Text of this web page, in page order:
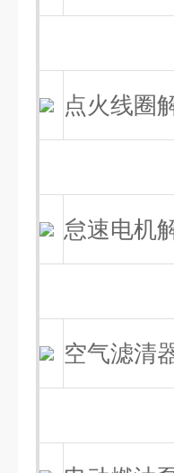
点火线圈
怠速电机
空气滤清